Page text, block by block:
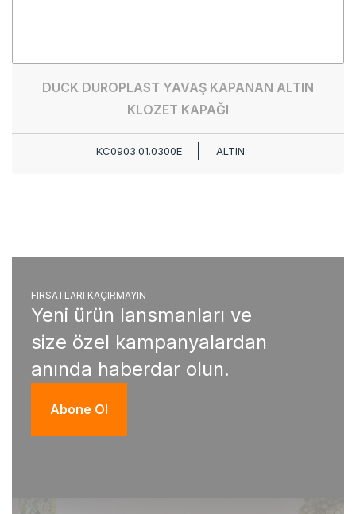
DUCK DUROPLAST YAVAŞ KAPANAN ALTIN
KLOZET KAPAĞI
KC0903.01.0300E ALTIN
FIRSATLARI KAÇIRMAYIN
Yeni ürün lansmanları ve
size özel kampanyalardan
anında haberdar olun.
Abone Ol